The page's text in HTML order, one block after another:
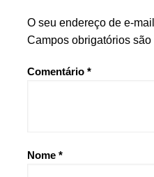
O seu endereço de e-
Campos obrigatórios
Comentário *
Nome *